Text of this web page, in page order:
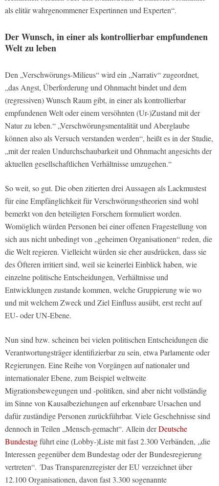
als elitär wahrgenommener Expertinnen und Experten“.
Der Wunsch, in einer als kontrollierbar empfundenen
Welt zu leben
Den „Verschwörungs-Milieus“ wird ein „Narrativ“ zugeordnet,
„das Angst, Überforderung und Ohnmacht bindet und dem
(regressiven) Wunsch Raum gibt, in einer als kontrollierbar
empfundenen Welt oder einem versöhnten (Ur-)Zustand mit der
Natur zu leben.“ „Verschwörungsmentalität und Aberglaube
können also als Versuch verstanden werden“, heißt es in der Studie,
„mit der realen Undurchschaubarkeit und Ohnmacht angesichts der
aktuellen gesellschaftlichen Verhältnisse umzugehen.“
So weit, so gut. Die oben zitierten drei Aussagen als Lackmustest
für eine Empfänglichkeit für Verschwörungstheorien sind wohl
bemerkt von den beteiligten Forschern formuliert worden.
Womöglich würden Personen bei einer offenen Fragestellung von
sich aus nicht unbedingt von „geheimen Organisationen“ reden, die
die Welt regieren. Vielleicht würden sie eher ausdrücken, dass sie
des Öfteren irritiert sind, weil sie keinerlei Einblick haben, wie
einzelne politische Entscheidungen, Verhältnisse und
Entwicklungen zustande kommen, welche Gruppierung wie wo
und mit welchem Zweck und Ziel Einfluss ausübt, erst recht auf
EU- oder UN-Ebene.
Nun sind bzw. scheinen bei vielen politischen Entscheidungen die
Verantwortungsträger identifizierbar zu sein, etwa Parlamente oder
Regierungen. Eine Reihe von Vorgängen auf nationaler und
internationaler Ebene, zum Beispiel weltweite
Migrationsbewegungen und -politiken, sind aber nicht vollständig
im Sinne von Kausalbeziehungen auf erkennbare Ursachen und
dafür zuständige Personen zurückführbar. Viele Geschehnisse sind
dennoch in Teilen „Mensch-gemacht“. Allein derDeutsche
Bundestagführt eine (Lobby-)Liste mit fast 2.300 Verbänden, „die
Interessen gegenüber dem Bundestag oder der Bundesregierung
vertreten“. ´Das Transparenzregister der EU verzeichnet über
12.100 Organisationen, davon fast 3.300 sogenannte